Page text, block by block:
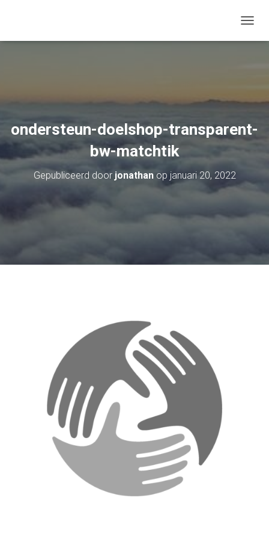
ondersteun-doelshop-transparent-
bw-matchtik
Gepubliceerd door jonathanop januari 20, 2022